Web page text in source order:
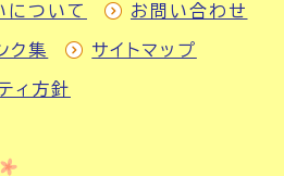
について お問い合わせ
ク集 サイトマップ
ィ方針